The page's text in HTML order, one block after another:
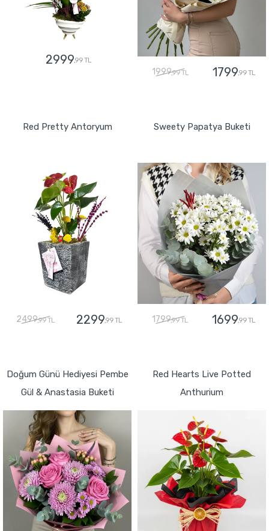
2999,99 TL
1999,99 TL 1799,99 TL
Red Pretty Antoryum
2499,99 TL 2299,99 TL
Sweety Papatya Buketi
1799,99 TL 1699,99 TL
Doğum Günü Hediyesi Pembe
Gül & Anastasia Buketi
Red Hearts Live Potted
Anthurium